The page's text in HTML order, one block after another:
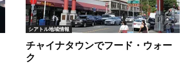
シアトル地域情報
チャイナタウンでフード・ウォー
ク